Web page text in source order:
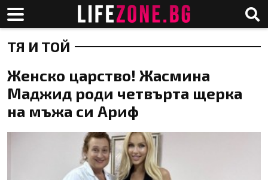
ТЯ И ТОЙ
Женско царство! Жасмина
Маджид роди четвърта щерка
на мъжа си Ариф